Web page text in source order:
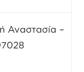
Αναστασία –